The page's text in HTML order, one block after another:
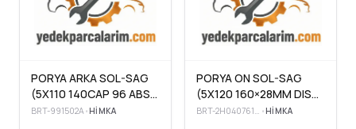
PORYA ARKA SOL-SAG
(5X110 140CAP 96 ABS
DIS 142MM
BRT-991502A •HIMKA
PORYA ON SOL-SAG
(5X120 160×28MM DIS
ABSSIZ 93.7MM
•HIMKA